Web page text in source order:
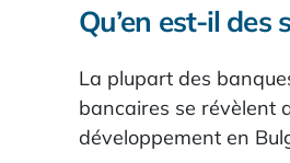
Qu’en est-il des
La plupart des
bancaires se révèlent
développement en